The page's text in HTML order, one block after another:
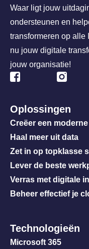
Waar ligt jouw
ondersteunen en
transformeren op alle
nu jouw digitale
jouw organisatie!
Oplossingen
Creëer een
Haal meer uit data
Zet in op topklasse
Lever de beste
Verras met digitale
Beheer effectief je
Technologieën
Microsoft 365